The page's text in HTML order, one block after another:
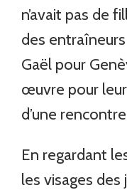
n’avait pas de
des
Gaël pour
œuvre pour
d’une
En regardant
les visages